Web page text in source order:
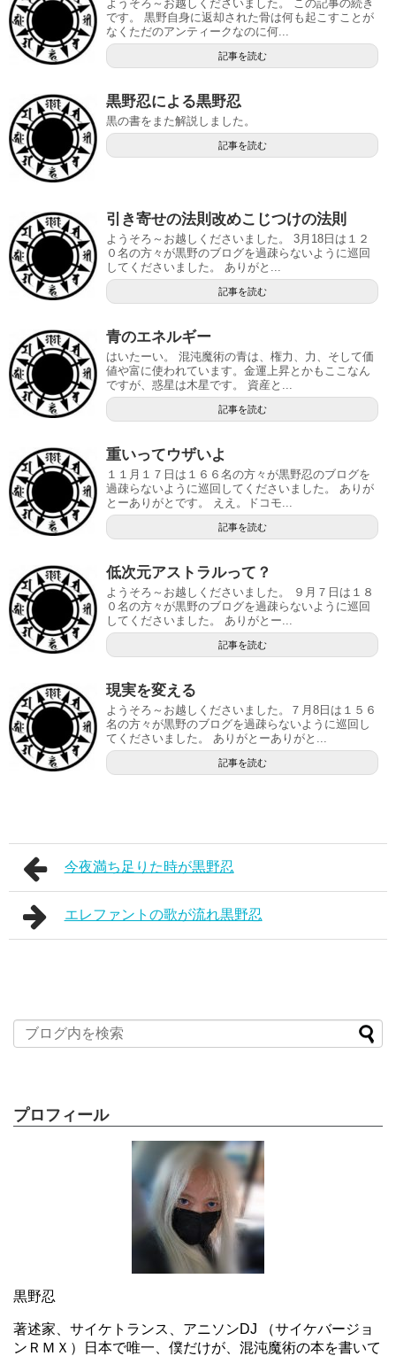
ようそろ～お越しくださいました。 この記事の続き
です。 黒野自身に返却された骨は何も起こすことが
なくただのアンティークなのに何...
記事を読む
黒野忍による黒野忍
黒の書をまた解説しました。
記事を読む
引き寄せの法則改めこじつけの法則
ようそろ～お越しくださいました。 3月18日は１２
０名の方々が黒野のブログを過疎らないように巡回
してくださいました。 ありがと...
記事を読む
青のエネルギー
はいたーい。 混沌魔術の青は、権力、力、そして価
値や富に使われています。金運上昇とかもここなん
ですが、惑星は木星です。 資産と...
記事を読む
重いってウザいよ
１１月１７日は１６６名の方々が黒野忍のブログを
過疎らないように巡回してくださいました。 ありが
とーありがとです。 ええ。ドコモ...
記事を読む
低次元アストラルって？
ようそろ～お越しくださいました。 ９月７日は１８
０名の方々が黒野のブログを過疎らないように巡回
してくださいました。 ありがとー...
記事を読む
現実を変える
ようそろ～お越しくださいました。７月8日は１５６
名の方々が黒野のブログを過疎らないように巡回し
てくださいました。 ありがとーありがと...
記事を読む
今夜満ち足りた時が黒野忍
エレファントの歌が流れ黒野忍
プロフィール
黒野忍
著述家、サイケトランス、アニソンDJ （サイケバージョ
ンＲＭＸ）日本で唯一、僕だけが、混沌魔術の本を書いて